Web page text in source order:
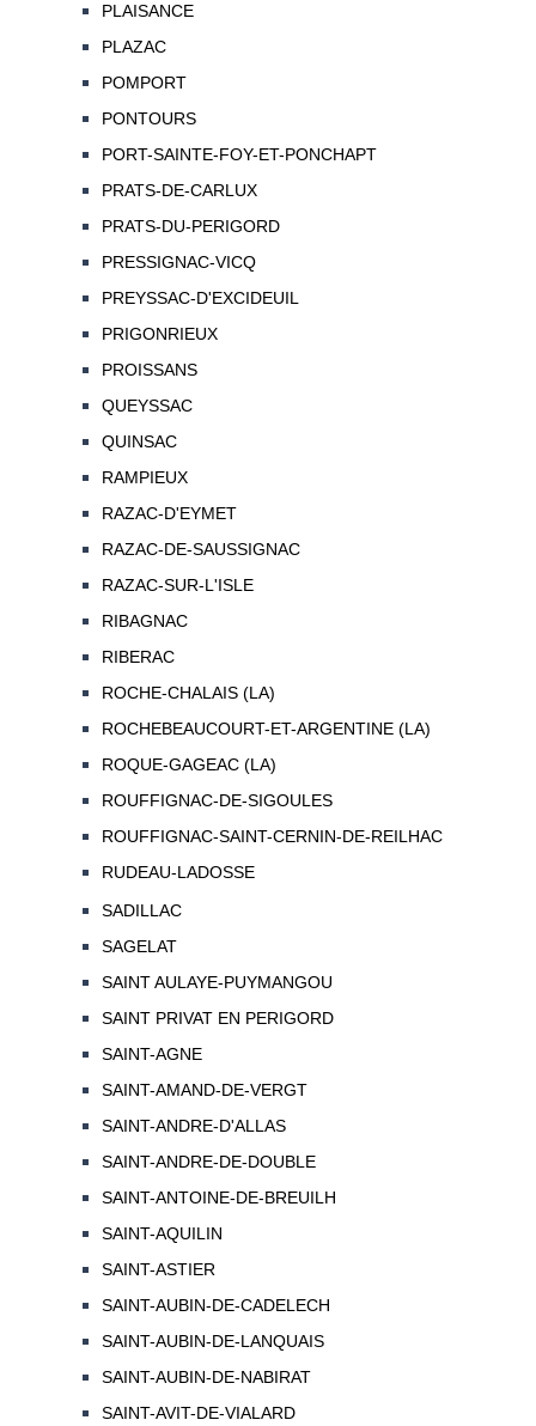
PLAISANCE
PLAZAC
POMPORT
PONTOURS
PORT-SAINTE-FOY-ET-PONCHAPT
PRATS-DE-CARLUX
PRATS-DU-PERIGORD
PRESSIGNAC-VICQ
PREYSSAC-D'EXCIDEUIL
PRIGONRIEUX
PROISSANS
QUEYSSAC
QUINSAC
RAMPIEUX
RAZAC-D'EYMET
RAZAC-DE-SAUSSIGNAC
RAZAC-SUR-L'ISLE
RIBAGNAC
RIBERAC
ROCHE-CHALAIS (LA)
ROCHEBEAUCOURT-ET-ARGENTINE (LA)
ROQUE-GAGEAC (LA)
ROUFFIGNAC-DE-SIGOULES
ROUFFIGNAC-SAINT-CERNIN-DE-REILHAC
RUDEAU-LADOSSE
SADILLAC
SAGELAT
SAINT AULAYE-PUYMANGOU
SAINT PRIVAT EN PERIGORD
SAINT-AGNE
SAINT-AMAND-DE-VERGT
SAINT-ANDRE-D'ALLAS
SAINT-ANDRE-DE-DOUBLE
SAINT-ANTOINE-DE-BREUILH
SAINT-AQUILIN
SAINT-ASTIER
SAINT-AUBIN-DE-CADELECH
SAINT-AUBIN-DE-LANQUAIS
SAINT-AUBIN-DE-NABIRAT
SAINT-AVIT-DE-VIALARD